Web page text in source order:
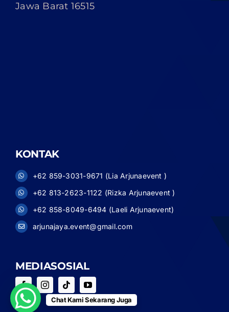
Jawa Barat 16515
KONTAK
+62 859-3031-9671 (Lia Arjunaevent )
+62 813-2623-1122 (Rizka Arjunaevent )
+62 858-8049-6494 (Laeli Arjunaevent)
arjunajaya.event@gmail.com
MEDIASOSIAL
Chat Kami Sekarang Juga